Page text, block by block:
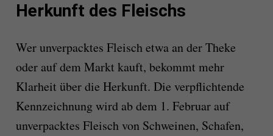
Herkunft des Fleischs
Wer unverpacktes Fleisch etwa an der Theke
oder auf dem Markt kauft, bekommt mehr
Klarheit über die Herkunft. Die verpflichtende
Kennzeichnung wird ab dem 1. Februar auf
unverpacktes Fleisch von Schweinen, Schafen,